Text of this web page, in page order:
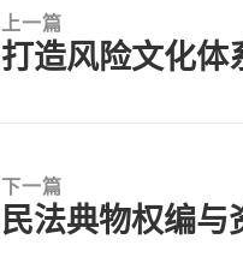
上一篇
上
打造风险文化体
下一篇
下
民法典物权编与